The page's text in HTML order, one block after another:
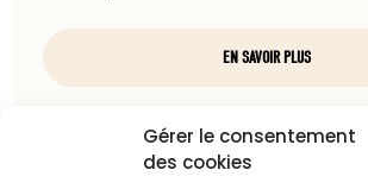
Gérer le consentement
des cookies
EN SAVOIR PLUS
Nous contacter